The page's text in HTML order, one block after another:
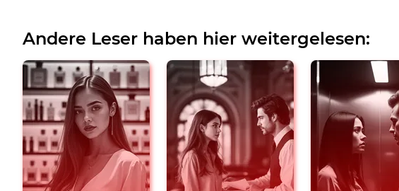
Andere Leser haben hier weitergelesen: